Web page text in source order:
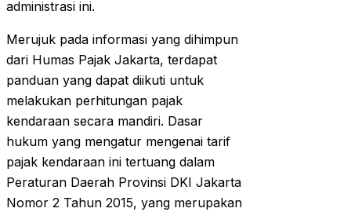
administrasi ini.
Merujuk pada informasi yang dihimpun
dari Humas Pajak Jakarta, terdapat
panduan yang dapat diikuti untuk
melakukan perhitungan pajak
kendaraan secara mandiri. Dasar
hukum yang mengatur mengenai tarif
pajak kendaraan ini tertuang dalam
Peraturan Daerah Provinsi DKI Jakarta
Nomor 2 Tahun 2015, yang merupakan